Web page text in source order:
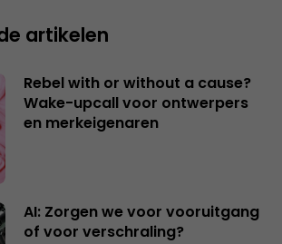
artikelen
Rebel with or without a cause?
Wake-upcall voor ontwerpers
en merkeigenaren
AI: Zorgen we voor vooruitgang
of voor verschraling?